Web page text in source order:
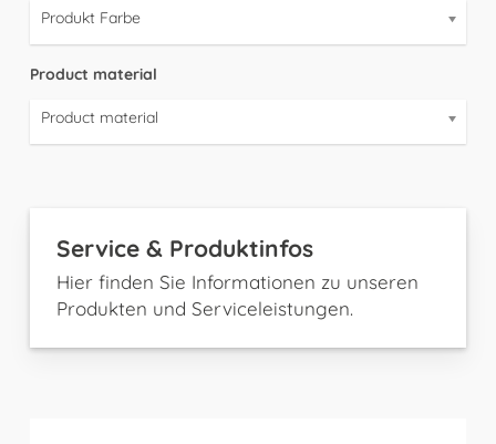
Produkt Farbe
Product material
Product material
Service & Produktinfos
Hier finden Sie Informationen zu unseren
Produkten und Serviceleistungen.